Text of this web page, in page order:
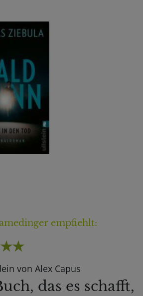
empfiehlt:
von Alex Capus
das es schafft,